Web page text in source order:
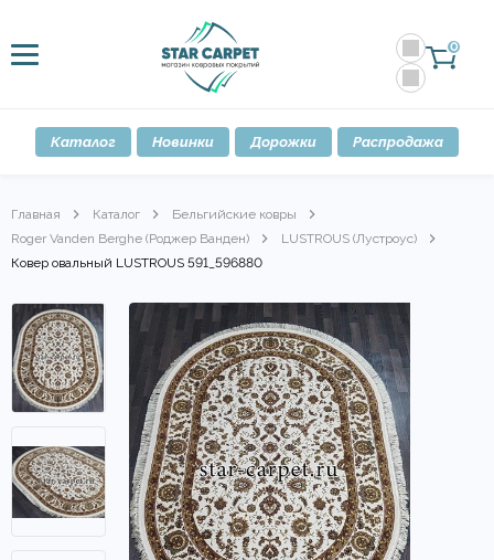
0
Каталог Новинки Дорожки Распродажа
Главная Каталог
Бельгийские ковры
Roger Vanden Berghe (Роджер Ванден)
LUSTROUS (Лустроус)
Ковер овальный LUSTROUS 591_596880